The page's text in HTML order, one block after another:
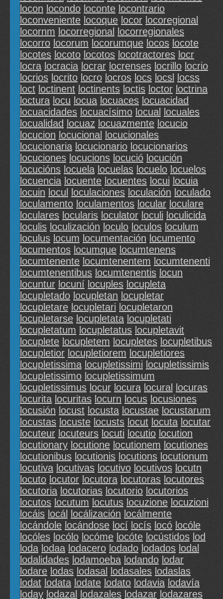
locon locondo loconte locontrario
loconveniente locoque locor locoregional
locornm locorregional
locorregionales
locorro locorum locorumque locos locote
locotes locoto locotos locotractores locr
locra locracia locrar locrenses locrillo locrio
locrios locrito locro locros locs locsl
locss
loct loctinent loctinents loctis loctor loctrina
loctura locu locua locuaces locuacidad
locuacidades locuacísimo locual
locuales
locualidad locuaz locuazmente locucio
locucion locucional
locucionales
locucionaria locucionario locucionarios
locuciones locucions locució locución
locucións locuela locuelas locuelo locuelos
locuencia locuente locuentes locui locuia
locuin locul loculaciones loculación loculado
loculamento loculamentos locular loculare
loculares locularis loculator loculi loculicida
loculis loculización loculo loculos loculum
loculus locum locumentación locumento
locumentos locumque locumtenens
locumtenente locumtenentem locumtenenti
locumtenentibus locumtenentis locun
locuntur locuní locuples locupleta
locupletado locupletan locupletar
locupletare locupletari locupletaron
locupletarse locupletata locupletati
locupletatum locupletatus locupletavit
locuplete locupletem locupletes locupletibus
locupletior locupletiorem locupletiores
locupletissima locupletissimi locupletissimis
locupletissimo locupletissimum
locupletissimus locur locura locural
locuras
locurita locuritas locurn locus locusiones
locusión locust locusta locustae locustarum
locustas locuste locusts locut locuta locutar
locuteur locuteurs locuti locutio locution
locutionary locutione locutionem locutiones
locutionibus locutionis locutions locutionum
locutiva locutivas locutivo locutivos locutn
locuto locutor locutora locutoras locutores
locutoria locutorias locutorio locutorios
locutos locutum locutus locuzione locuzioni
locáis locál locálización locálmente
locándole locándose locí locís locó locóle
locóles locólo locóme locóte locústidos lod
loda lodaa lodacero lodado lodados lodal
lodalidades lodamoeba lodando lodar
lodare lodas lodasal lodasales lodaslas
lodat lodata lodate lodato lodavia lodavía
loday lodazal lodazales lodazar lodazares